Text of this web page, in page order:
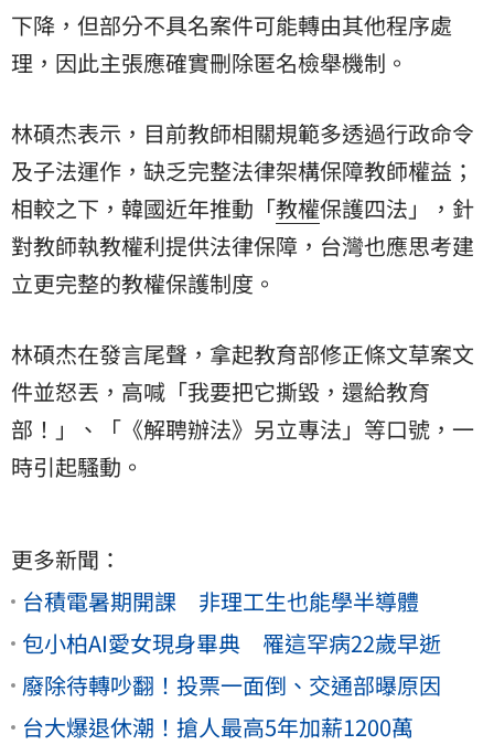
下降，但部分不具名案件可能轉由其他程序處
理，因此主張應確實刪除匿名檢舉機制。
林碩杰表示，目前教師相關規範多透過行政命令
及子法運作，缺乏完整法律架構保障教師權益；
相較之下，韓國近年推動「教權保護四法」，針
對教師執教權利提供法律保障，台灣也應思考建
立更完整的教權保護制度。
林碩杰在發言尾聲，拿起教育部修正條文草案文
件並怒丟，高喊「我要把它撕毀，還給教育
部！」、「《解聘辦法》另立專法」等口號，一
時引起騷動。
更多新聞：
台積電暑期開課 非理工生也能學半導體
包小柏AI愛女現身畢典 罹這罕病22歲早逝
廢除待轉吵翻！投票一面倒、交通部曝原因
台大爆退休潮！搶人最高5年加薪1200萬